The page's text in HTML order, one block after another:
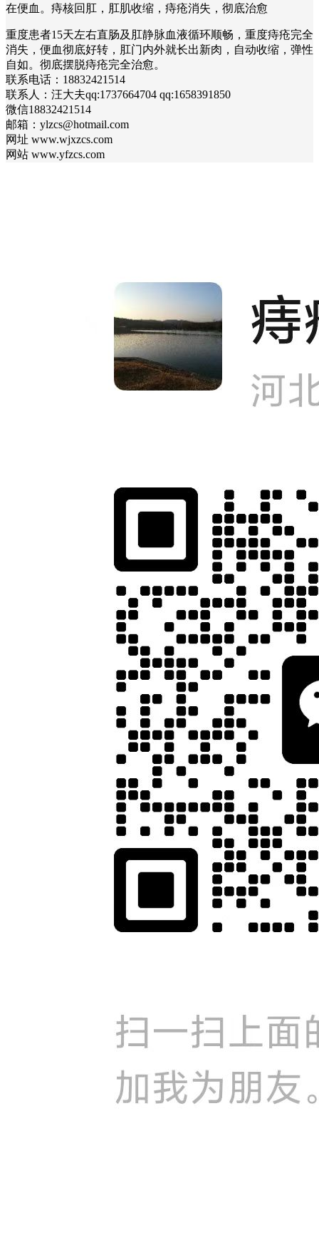
在便血。痔核回肛，肛肌收缩，痔疮消失，彻底治愈
重度患者15天左右直肠及肛静脉血液循环顺畅，重度痔疮完全
消失，便血彻底好转，肛门内外就长出新肉，自动收缩，弹性
自如。彻底摆脱痔疮完全治愈。
联系电话：18832421514
联系人：汪大夫qq:1737664704 qq:1658391850
微信18832421514
邮箱：ylzcs@hotmail.com
网址 www.wjxzcs.com
网站 www.yfzcs.com